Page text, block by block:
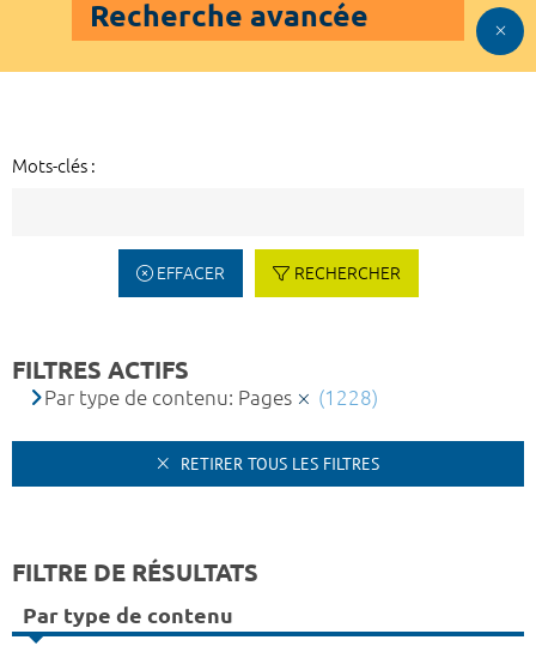
Recherche avancée
Mots-clés :
EFFACER RECHERCHER
FILTRES ACTIFS
Par type de contenu: Pages (1228)
RETIRER TOUS LES FILTRES
FILTRE DE RÉSULTATS
Par type de contenu